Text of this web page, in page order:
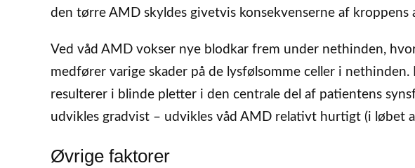
den tørre AMD skyldes givetvis konsekvenserne af kroppens
Ved våd AMD vokser nye blodkar frem under nethinden,
medfører varige skader på de lysfølsomme celler i
resulterer i blinde pletter i den centrale del af patientens
udvikles gradvist – udvikles våd AMD relativt hurtigt (i løbet
Øvrige faktorer